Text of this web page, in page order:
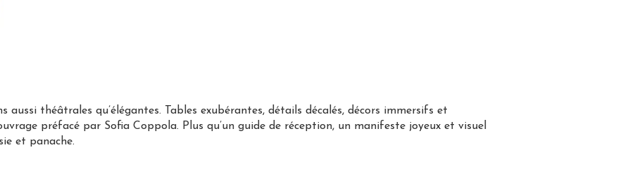
aussi théâtrales qu’élégantes. Tables exubérantes, détails décalés, décors immersifs et
préfacé par Sofia Coppola. Plus qu’un guide de réception, un manifeste joyeux et visuel
et panache.